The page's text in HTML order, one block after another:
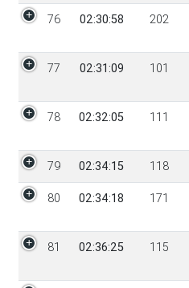
76 02:30:58 202
77 02:31:09 101
78 02:32:05 111
79 02:34:15 118
80 02:34:18 171
81 02:36:25 115